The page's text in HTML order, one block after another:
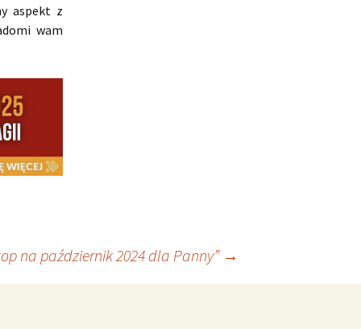
aspekt z
wam
na październik 2024 dla Panny” →